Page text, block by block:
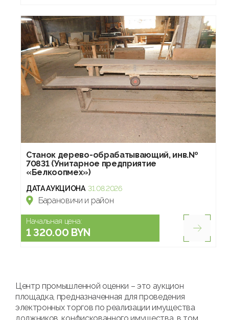
Станок дерево-обрабатывающий, инв.№
70831 (Унитарное предприятие
«Белкоопмех»)
ДАТА АУКЦИОНА 31.08.2026
Барановичи и район
Начальная цена:
1 320.00 BYN
Центр промышленной оценки – это аукцион
площадка, предназначенная для проведения
электронных торгов по реализации имущества